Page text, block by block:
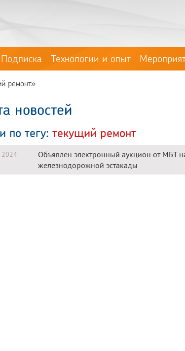
Подписка Технологии и опыт
ремонт»
новостей
по тегу: текущий ремонт
2024
Объявлен электронный аукцион от МБТ
железнодорожной эстакады